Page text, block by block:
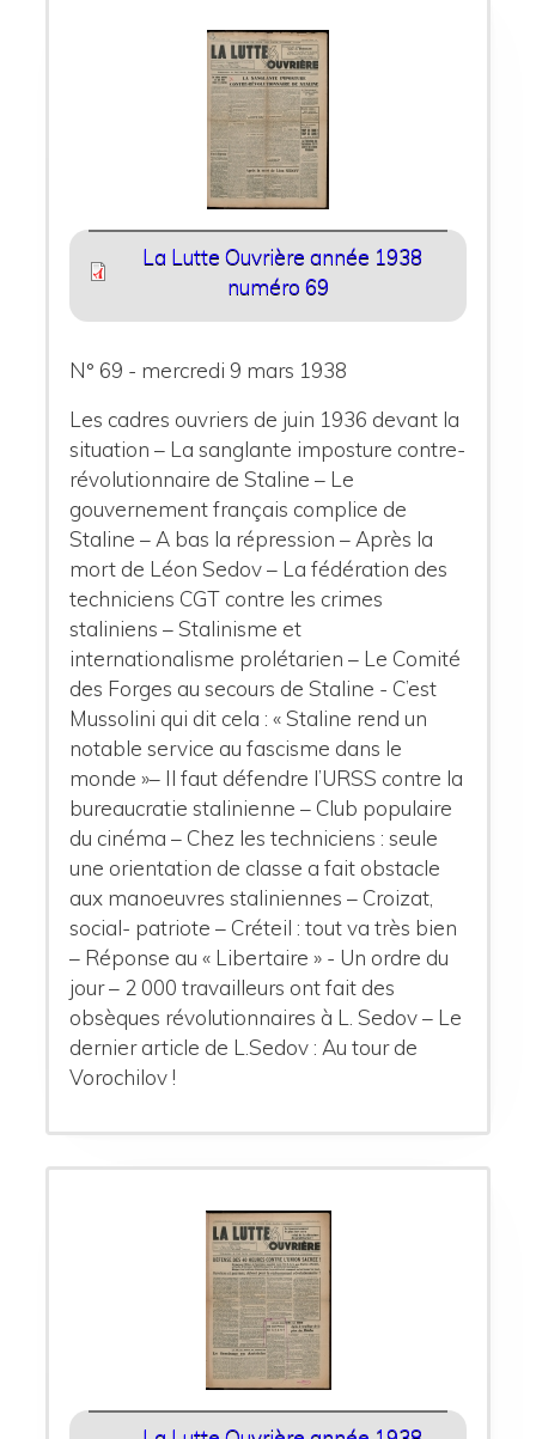
La Lutte Ouvrière année 1938
numéro 69
N° 69 - mercredi 9 mars 1938
Les cadres ouvriers de juin 1936 devant la
situation – La sanglante imposture contre-
révolutionnaire de Staline – Le
gouvernement français complice de
Staline – A bas la répression – Après la
mort de Léon Sedov – La fédération des
techniciens CGT contre les crimes
staliniens – Stalinisme et
internationalisme prolétarien – Le Comité
des Forges au secours de Staline - C’est
Mussolini qui dit cela : « Staline rend un
notable service au fascisme dans le
monde »– Il faut défendre l’URSS contre la
bureaucratie stalinienne – Club populaire
du cinéma – Chez les techniciens : seule
une orientation de classe a fait obstacle
aux manoeuvres staliniennes – Croizat,
social- patriote – Créteil : tout va très bien
– Réponse au « Libertaire » - Un ordre du
jour – 2 000 travailleurs ont fait des
obsèques révolutionnaires à L. Sedov – Le
dernier article de L.Sedov : Au tour de
Vorochilov !